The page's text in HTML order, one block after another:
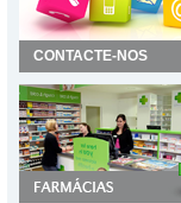
CONTACTE-NOS